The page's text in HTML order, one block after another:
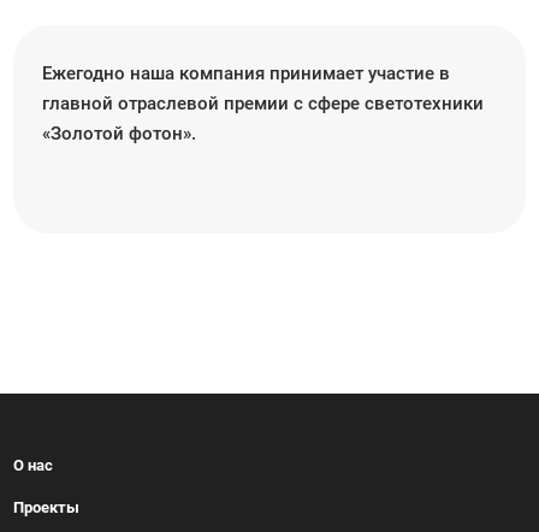
Ежегодно наша компания принимает участие в
главной отраслевой премии с сфере светотехники
«Золотой фотон».
О нас
Проекты